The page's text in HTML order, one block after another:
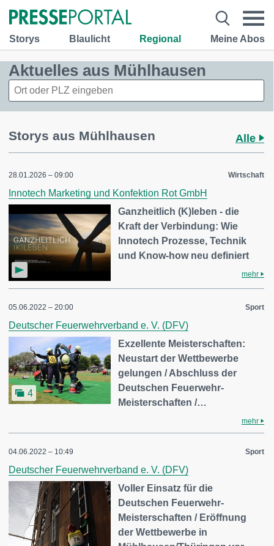
Storys Blaulicht Regional Meine Abos
Aktuelles aus Mühlhausen
Storys aus Mühlhausen Alle
28.01.2026 – 09:00 Wirtschaft
Innotech Marketing und Konfektion Rot GmbH
Ganzheitlich (K)leben - die
Kraft der Verbindung: Wie
Innotech Prozesse, Technik
und Know-how neu definiert
mehr
05.06.2022 – 20:00 Sport
Deutscher Feuerwehrverband e. V. (DFV)
4
Exzellente Meisterschaften:
Neustart der Wettbewerbe
gelungen / Abschluss der
Deutschen Feuerwehr-
Meisterschaften /…
mehr
04.06.2022 – 10:49 Sport
Deutscher Feuerwehrverband e. V. (DFV)
Voller Einsatz für die
Deutschen Feuerwehr-
Meisterschaften / Eröffnung
der Wettbewerbe in